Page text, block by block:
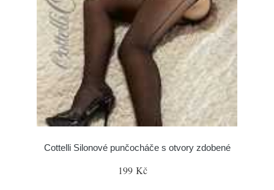
Cottelli Silonové punčocháče s otvory zdobené
199 Kč